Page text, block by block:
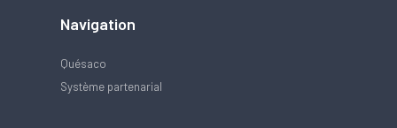
Navigation
Quésaco
Système partenarial